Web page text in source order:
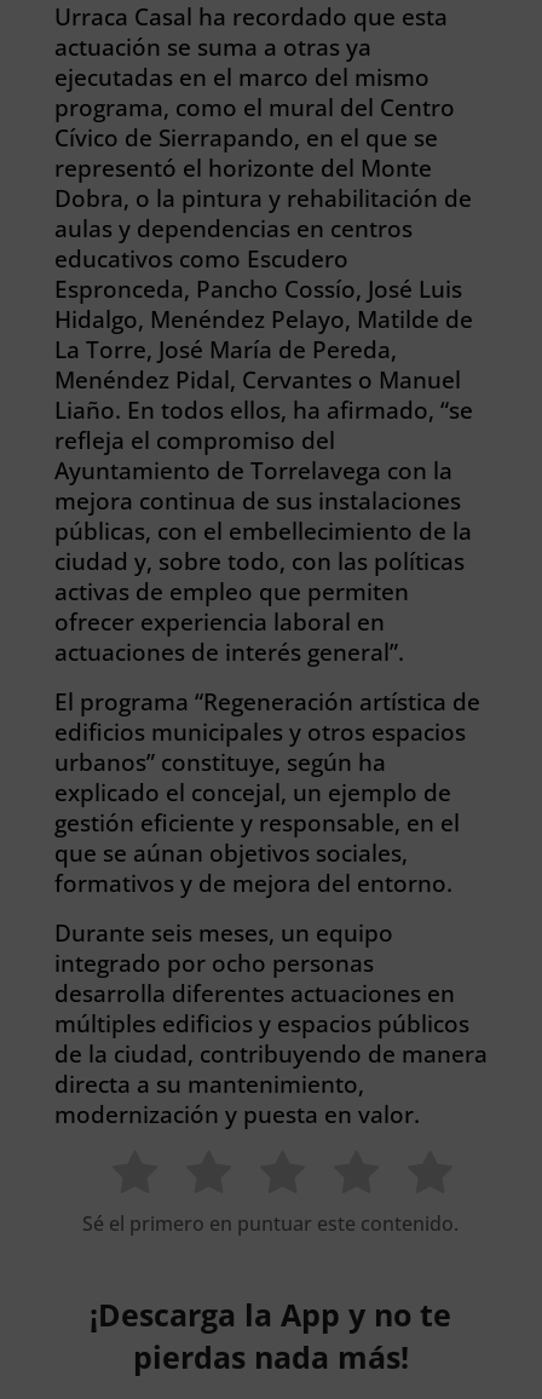
Urraca Casal ha recordado que esta
actuación se suma a otras ya
ejecutadas en el marco del mismo
programa, como el mural del Centro
Cívico de Sierrapando, en el que se
representó el horizonte del Monte
Dobra, o la pintura y rehabilitación de
aulas y dependencias en centros
educativos como Escudero
Espronceda, Pancho Cossío, José Luis
Hidalgo, Menéndez Pelayo, Matilde de
La Torre, José María de Pereda,
Menéndez Pidal, Cervantes o Manuel
Liaño. En todos ellos, ha afirmado, “se
refleja el compromiso del
Ayuntamiento de Torrelavega con la
mejora continua de sus instalaciones
públicas, con el embellecimiento de la
ciudad y, sobre todo, con las políticas
activas de empleo que permiten
ofrecer experiencia laboral en
actuaciones de interés general”.
El programa “Regeneración artística de
edificios municipales y otros espacios
urbanos” constituye, según ha
explicado el concejal, un ejemplo de
gestión eficiente y responsable, en el
que se aúnan objetivos sociales,
formativos y de mejora del entorno.
Durante seis meses, un equipo
integrado por ocho personas
desarrolla diferentes actuaciones en
múltiples edificios y espacios públicos
de la ciudad, contribuyendo de manera
directa a su mantenimiento,
modernización y puesta en valor.
Sé el primero en puntuar este contenido.
¡Descarga la App y no te
pierdas nada más!